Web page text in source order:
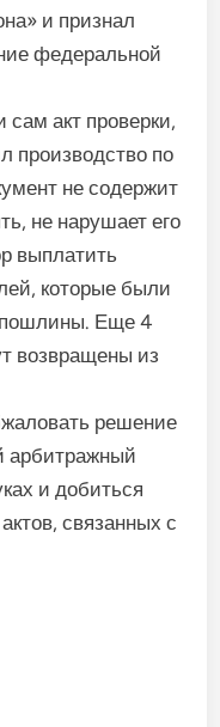
и признал
федеральной
сам акт проверки,
производство по
не со­держит
не нарушает его
выплатить
которые были
Еще 4
возвращены из
решение
арби­тражный
и добиться
связанных с